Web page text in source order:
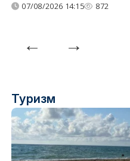
07/08/2026 14:15 872
Туризм